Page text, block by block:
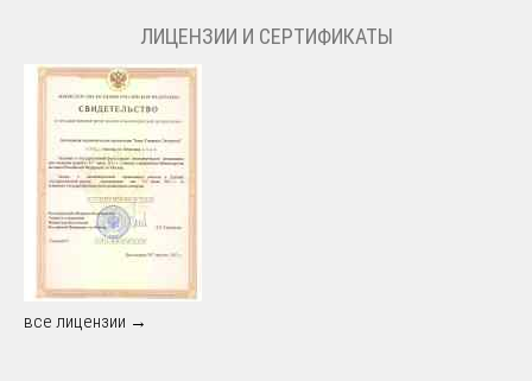
ЛИЦЕНЗИИ И СЕРТИФИКАТЫ
все лицензии →